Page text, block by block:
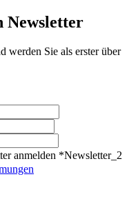
Newsletter
werden Sie als erster über
anmelden *Newsletter_2